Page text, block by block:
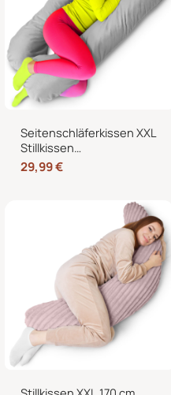
Seitenschläferkissen XXL
Stillkissen
Schwangerschaftskissen
J-Form 120 x 70 cm mit
29,99€